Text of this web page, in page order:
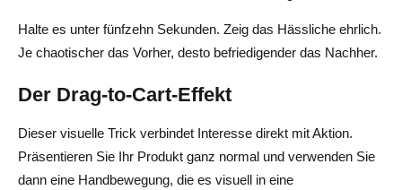
Halte es unter fünfzehn Sekunden. Zeig das Hässliche ehrlich.
Je chaotischer das Vorher, desto befriedigender das Nachher.
Der Drag-to-Cart-Effekt
Dieser visuelle Trick verbindet Interesse direkt mit Aktion.
Präsentieren Sie Ihr Produkt ganz normal und verwenden Sie
dann eine Handbewegung, die es visuell in eine